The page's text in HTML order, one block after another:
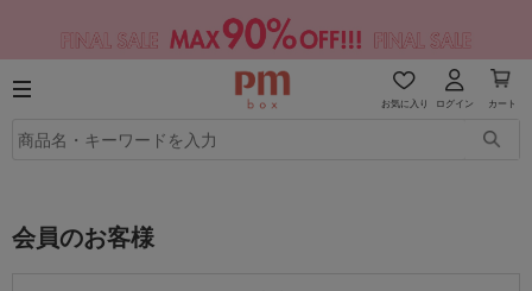
お気に入り ログイン カート
会員のお客様